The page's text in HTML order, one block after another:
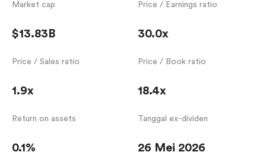
Market cap
$13.83B
Price / Earnings ratio
30.0x
Price / Sales ratio
1.9x
Price / Book ratio
18.4x
Return on assets
0.1%
Tanggal ex-dividen
26 Mei 2026